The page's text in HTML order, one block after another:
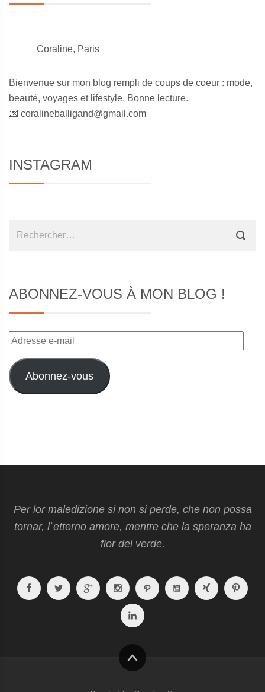
Coraline, Paris
Bienvenue sur mon blog rempli de coups de coeur : mode,
beauté, voyages et lifestyle. Bonne lecture.
💌 coralineballigand@gmail.com
INSTAGRAM
ABONNEZ-VOUS À MON BLOG !
Adresse
e-
mail
Abonnez-vous
Per lor maledizione si non si perde, che non possa
tornar, l`etterno amore, mentre che la speranza ha
fior del verde.
FacebookTwitterGoogle
Plus
InstagramPath YoutubeXing
Linkedin